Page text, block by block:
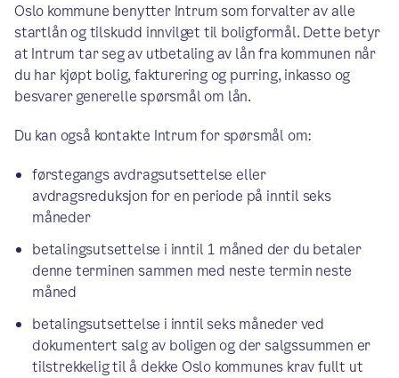
Oslo kommune benytter Intrum som forvalter av alle
startlån og tilskudd innvilget til boligformål. Dette betyr
at Intrum tar seg av utbetaling av lån fra kommunen når
du har kjøpt bolig, fakturering og purring, inkasso og
besvarer generelle spørsmål om lån.
Du kan også kontakte Intrum for spørsmål om:
førstegangs avdragsutsettelse eller
avdragsreduksjon for en periode på inntil seks
måneder
betalingsutsettelse i inntil 1 måned der du betaler
denne terminen sammen med neste termin neste
måned
betalingsutsettelse i inntil seks måneder ved
dokumentert salg av boligen og der salgssummen er
tilstrekkelig til å dekke Oslo kommunes krav fullt ut